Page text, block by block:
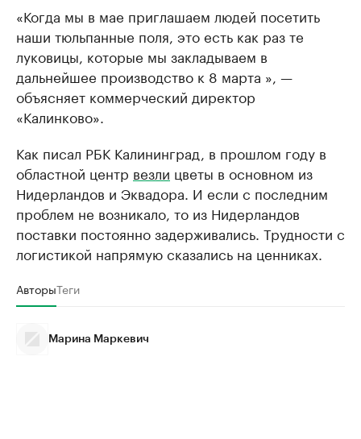
«Когда мы в мае приглашаем людей посетить
наши тюльпанные поля, это есть как раз те
луковицы, которые мы закладываем в
дальнейшее производство к 8 марта », —
объясняет коммерческий директор
«Калинково».
Как писал РБК Калининград, в прошлом году в
областной центр везли цветы в основном из
Нидерландов и Эквадора. И если с последним
проблем не возникало, то из Нидерландов
поставки постоянно задерживались. Трудности с
логистикой напрямую сказались на ценниках.
АвторыТеги
Марина Маркевич